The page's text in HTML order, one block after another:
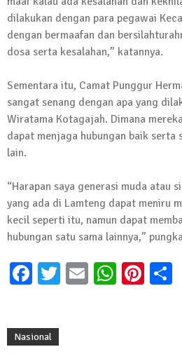
Kejari Geledah Kantor
Lamteng Terkait Dugaan
Hibah Koni
News Flash
Berikut Jadwal Debat
Cawabup Lampung Tengah
13 Oktober 2024 | 12:22
News Flash
Sasar Sejumlah Warga
12 Juli 2024 | 15:15
News Flash
Dengan Semangat Muda,
Penjaringan Balonkada di
News Flash
Melalui Dumas, Ketua SMSI
dilakukan dengan para pegawai
dengan bermaafan dan
dosa serta kesalahan,” katannya.
Sementara itu, Camat Punggur
sangat senang dengan apa yang
Wiratama Kotagajah. Dimana
dapat menjaga hubungan baik serta
lain.
“Harapan saya generasi muda atau
yang ada di Lamteng dapat meniru
kecil seperti itu, namun dapat
hubungan satu sama lainnya,”
Facebook
Twitter
Email
Nasional